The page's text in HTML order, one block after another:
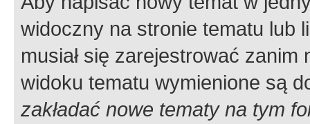
widoczny na stronie tematu lub
musiał się zarejestrować
widoku tematu wymienione są
zakładać nowe tematy na tym